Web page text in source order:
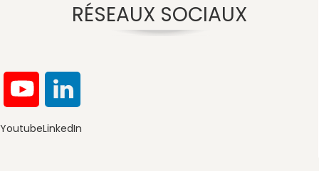
RÉSEAUX SOCIAUX
YoutubeLinkedIn